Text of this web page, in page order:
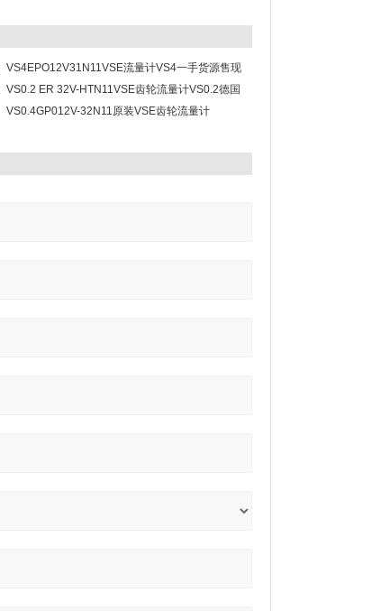
VS4EPO12V31N11VSE流量计VS4一手货源售现
货多多
VS0.2 ER 32V-HTN11VSE齿轮流量计VS0.2德国
进口原装现货
VS0.4GP012V-32N11原装VSE齿轮流量计